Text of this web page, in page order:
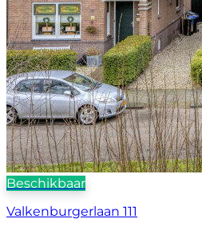
Beschikbaar
Valkenburgerlaan 111